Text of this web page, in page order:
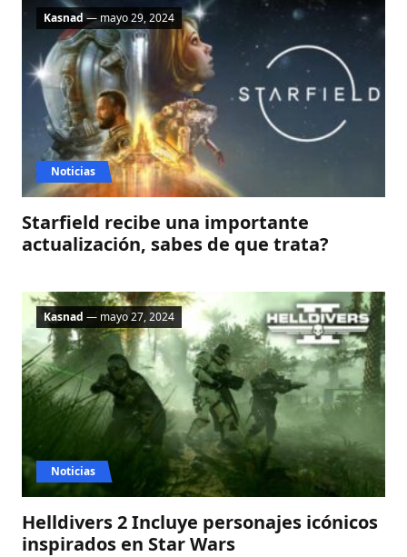
Starfield recibe una importante
actualización, sabes de que trata?
Noticias
Kasnad— mayo 29, 2024
Helldivers 2 Incluye personajes icónicos
inspirados en Star Wars
Noticias
Kasnad — mayo 27, 2024